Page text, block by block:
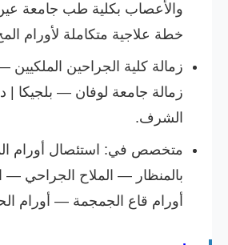
والأعصاب بكلية طب جامعة
خطة علاجية متكاملة لأورام
زمالة جامعة لوفان — بلجيكا |
الشرف.
متخصص في: استئصال أورام
بالمنظار — الملاح الجراحي
أورام قاع الجمجمة — أورام